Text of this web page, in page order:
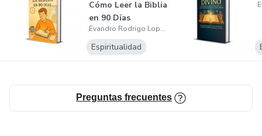
Cómo Leer la Biblia
en 90 Días
Evandro Rodrigo Lopes de Andrade
Espiritualidad
Preguntas frecuentes